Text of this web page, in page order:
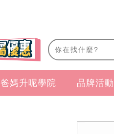
爸媽升呢學院 品牌活動